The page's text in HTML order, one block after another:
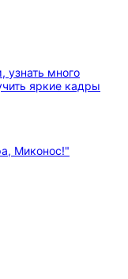
узнать много
яркие кадры